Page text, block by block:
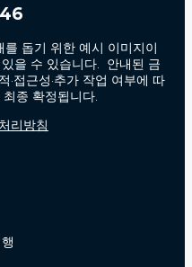
돕기 위한 예시 이미지이
을 수 있습니다. 안내된 금
·접근성·추가 작업 여부에 따
종 확정됩니다.
리방침